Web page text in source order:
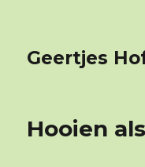
Geertjes
Hooien